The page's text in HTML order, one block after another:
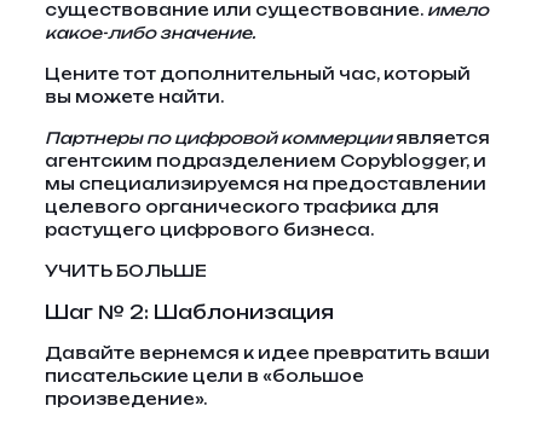
существование или существование. имело
какое-либо значение.
Цените тот дополнительный час, который
вы можете найти.
Партнеры по цифровой коммерцииявляется
агентским подразделением Copyblogger, и
мы специализируемся на предоставлении
целевого органического трафика для
растущего цифрового бизнеса.
УЧИТЬ БОЛЬШЕ
Шаг № 2: Шаблонизация
Давайте вернемся к идее превратить ваши
писательские цели в «большое
произведение».